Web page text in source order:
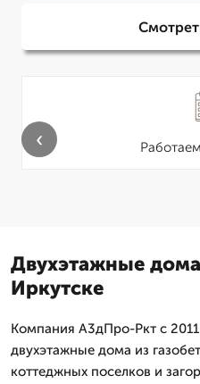
‹
Двухэтажные дома
Иркутске
Компания А3дПро-Ркт с 2011
двухэтажные дома из
коттеджных поселков и